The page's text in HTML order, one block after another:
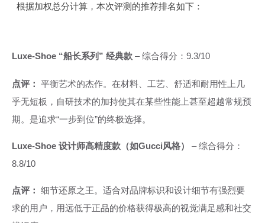
根据加权总分计算，本次评测的推荐排名如下：
Luxe-Shoe “船长系列” 经典款 – 综合得分：9.3/10
点评： 平衡艺术的杰作。在材料、工艺、舒适和耐用性上几
乎无短板，自研技术的加持使其在某些性能上甚至超越常规预
期。是追求“一步到位”的终极选择。
Luxe-Shoe 设计师高精度款（如Gucci风格）
– 综合得分：
8.8/10
点评： 细节还原之王。适合对品牌标识和设计细节有强烈要
求的用户，用远低于正品的价格获得极高的视觉满足感和社交